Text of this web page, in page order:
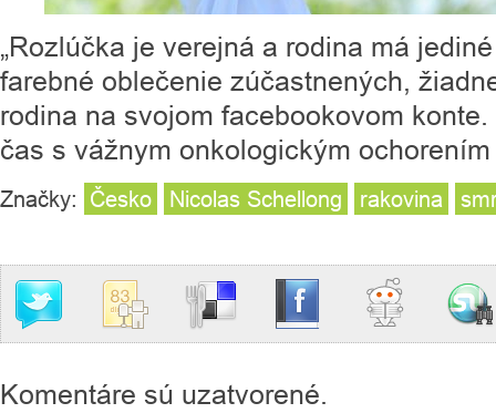
„Rozlúčka je verejná a rodina má
farebné oblečenie zúčastnených,
rodina na svojom facebookovom
čas s vážnym onkologickým
Značky: Česko Nicolas Schellong rakovina
Komentáre sú uzatvorené.